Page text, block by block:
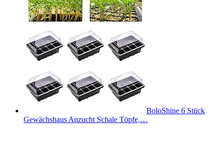
BoloShine 6 Stück
Gewächshaus Anzucht Schale Töpfe,…